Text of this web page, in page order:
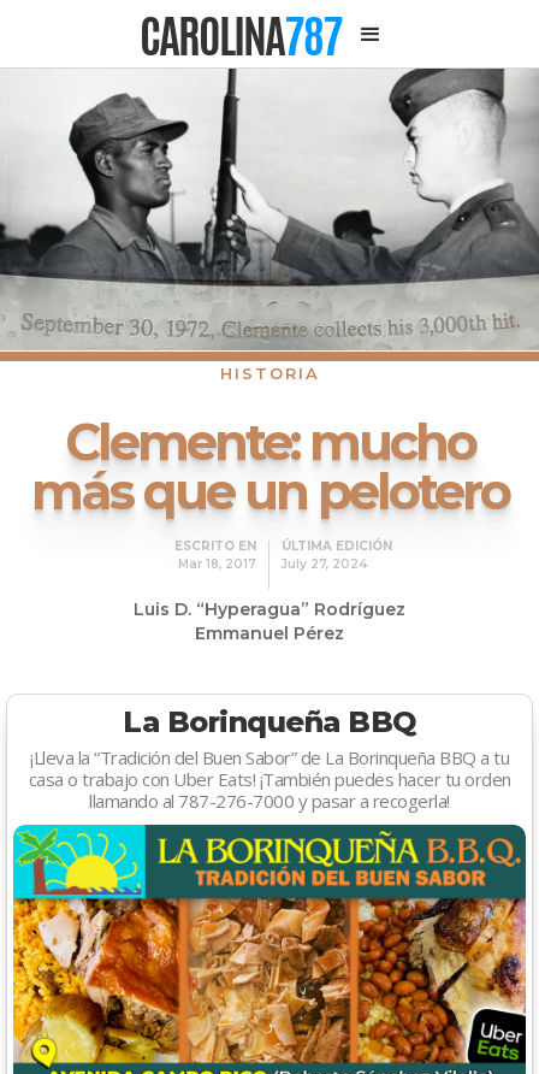
CAROLINA787
HISTORIA
Clemente: mucho
más que un pelotero
ESCRITO EN
Mar 18, 2017
ÚLTIMA EDICIÓN
July 27, 2024
Luis D. “Hyperagua” Rodríguez
Emmanuel Pérez
La Borinqueña BBQ
¡Lleva la “Tradición del Buen Sabor” de La Borinqueña BBQ a tu
casa o trabajo con Uber Eats! ¡También puedes hacer tu orden
llamando al 787-276-7000 y pasar a recogerla!